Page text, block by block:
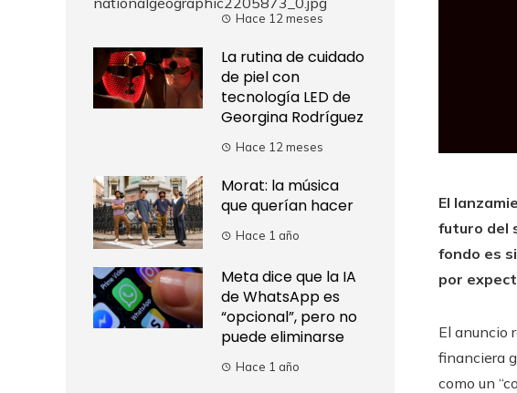
El
futuro del
fondo es
por
El anuncio
financiera
como un
Hace 12 meses
La rutina de cuidado
de piel con
tecnología LED de
Georgina Rodríguez
Hace 12 meses
Morat: la música
que querían hacer
Hace 1 año
Meta dice que la IA
de WhatsApp es
“opcional”, pero no
puede eliminarse
Hace 1 año